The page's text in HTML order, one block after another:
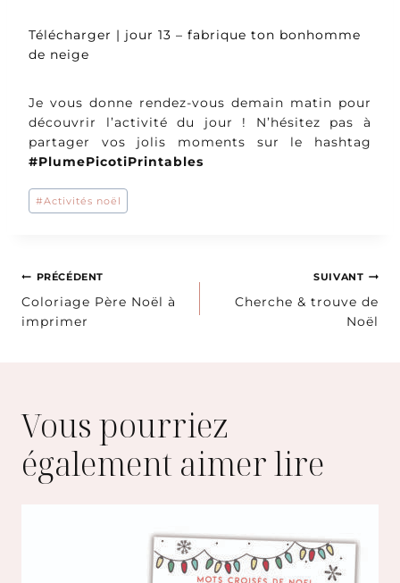
Télécharger | jour 13 – fabrique ton bonhomme
de neige
Je vous donne rendez-vous demain matin pour
découvrir l’activité du jour ! N’hésitez pas à
partager vos jolis moments sur le hashtag
#PlumePicotiPrintables
Étiquettes
de
#Activités noël
Navigation
de
PRÉCÉDENT
Coloriage Père Noël à
imprimer
SUIVANT
Cherche & trouve de
Noël
Vous pourriez
également aimer lire